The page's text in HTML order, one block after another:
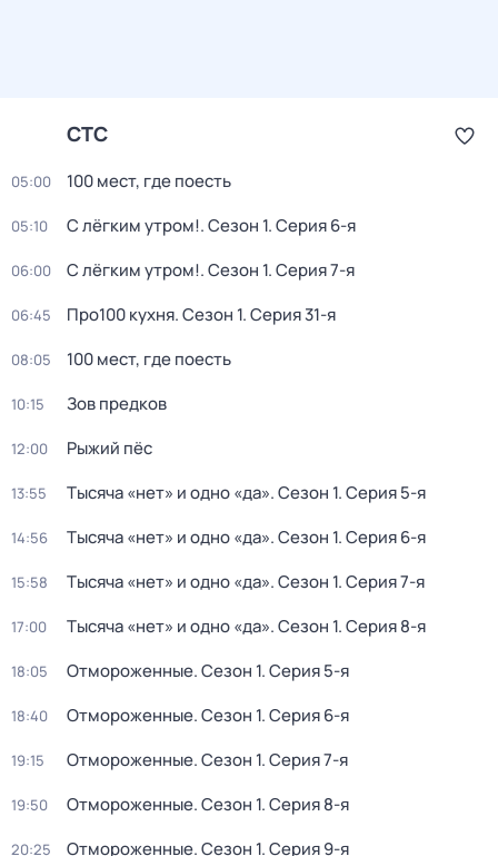
СТС
05:00 100 мест, где поесть
05:10 С лёгким утром!. Сезон 1. Серия 6-я
06:00 С лёгким утром!. Сезон 1. Серия 7-я
06:45 Про100 кухня. Сезон 1. Серия 31-я
08:05 100 мест, где поесть
10:15 Зов предков
12:00 Рыжий пёс
13:55 Тысяча «нет» и одно «да». Сезон 1. Серия 5-я
14:56 Тысяча «нет» и одно «да». Сезон 1. Серия 6-я
15:58 Тысяча «нет» и одно «да». Сезон 1. Серия 7-я
17:00 Тысяча «нет» и одно «да». Сезон 1. Серия 8-я
18:05 Отмороженные. Сезон 1. Серия 5-я
18:40 Отмороженные. Сезон 1. Серия 6-я
19:15 Отмороженные. Сезон 1. Серия 7-я
19:50 Отмороженные. Сезон 1. Серия 8-я
20:25 Отмороженные. Сезон 1. Серия 9-я